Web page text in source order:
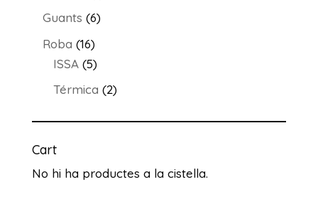
producte
Guants 66
Roba 1616
productes
ISSA 55
productes
Térmica 22
Cart
No hi ha productes a la cistella.